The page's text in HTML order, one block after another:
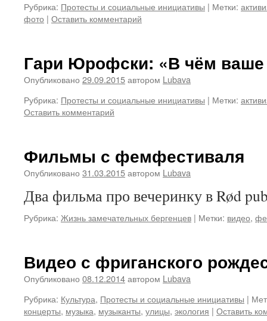
Рубрика: Протесты и социальные инициативы | Метки:
фото | Оставить комментарий
Гари Юрофски: «В чём ваше
Опубликовано 29.09.2015автором Lubava
Рубрика: Протесты и социальные инициативы | Метки:
Оставить комментарий
Фильмы с фемфестиваля
Опубликовано 31.03.2015автором Lubava
Два фильма про вечеринку в Rød
Рубрика: Жизнь замечательных бергенцев | Метки: видео,
Видео с фриганского
Опубликовано 08.12.2014автором Lubava
Рубрика: Культура, Протесты и социальные инициативы |
концерты, музыка, музыканты, улицы, экология | Оставить